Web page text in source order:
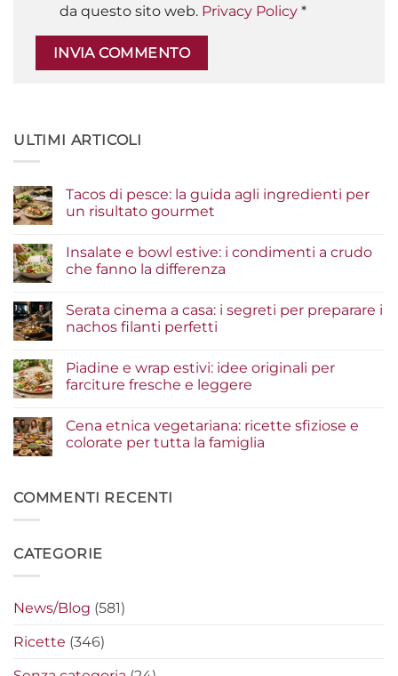
da questo sito web. Privacy Policy *
ULTIMI ARTICOLI
Tacos di pesce: la guida agli ingredienti per
un risultato gourmet
su
Tacos
di
guida
agli
ingredienti
risultato
gourmet
Insalate e bowl estive: i condimenti a crudo
che fanno la differenza
su
Insalate
e
condimenti
a
fanno
la
differenza
Serata cinema a casa: i segreti per preparare i
nachos filanti perfetti
su
Serata
cinema
i
segreti
per
filanti
perfetti
Piadine e wrap estivi: idee originali per
farciture fresche e leggere
su
Piadine
e
originali
per
leggere
Cena etnica vegetariana: ricette sfiziose e
colorate per tutta la famiglia
Cena
etnica
e
famiglia
COMMENTI RECENTI
CATEGORIE
News/Blog (581)
Ricette (346)